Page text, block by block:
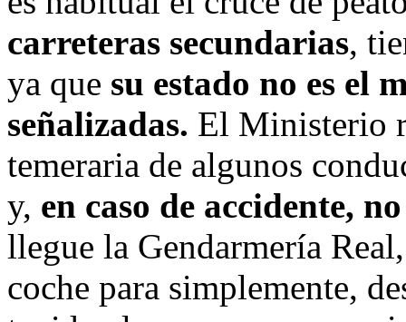
carreteras secundarias,
ya que su estado no es el
señalizadas. El Ministerio
temeraria de algunos
y, en caso de accidente,
llegue la Gendarmería
coche para simplemente,